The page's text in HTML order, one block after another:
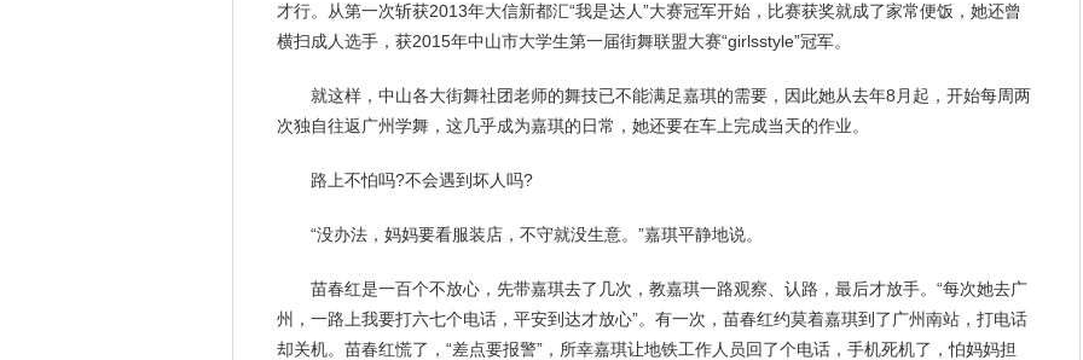
才行。从第一次斩获2013年大信新都汇“我是达人”大赛冠军开始，比赛获奖就成了家常便饭，她还曾
横扫成人选手，获2015年中山市大学生第一届街舞联盟大赛“girlsstyle”冠军。
就这样，中山各大街舞社团老师的舞技已不能满足嘉琪的需要，因此她从去年8月起，开始每周两
次独自往返广州学舞，这几乎成为嘉琪的日常，她还要在车上完成当天的作业。
路上不怕吗?不会遇到坏人吗?
“没办法，妈妈要看服装店，不守就没生意。”嘉琪平静地说。
苗春红是一百个不放心，先带嘉琪去了几次，教嘉琪一路观察、认路，最后才放手。“每次她去广
州，一路上我要打六七个电话，平安到达才放心”。有一次，苗春红约莫着嘉琪到了广州南站，打电话
却关机。苗春红慌了，“差点要报警”，所幸嘉琪让地铁工作人员回了个电话，手机死机了，怕妈妈担